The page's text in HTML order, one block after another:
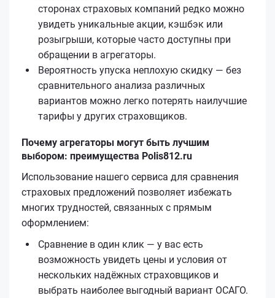
сторонах страховых компаний редко можно
увидеть уникальные акции, кэшбэк или
розыгрыши, которые часто доступны при
обращении в агрегаторы.
Вероятность упуска неплохую скидку — без
сравнительного анализа различных
вариантов можно легко потерять наилучшие
тарифы у других страховщиков.
Почему агрегаторы могут быть лучшим
выбором: преимущества Polis812.ru
Использование нашего сервиса для сравнения
страховых предложений позволяет избежать
многих трудностей, связанных с прямым
оформлением:
Сравнение в один клик — у вас есть
возможность увидеть цены и условия от
нескольких надёжных страховщиков и
выбрать наиболее выгодный вариант ОСАГО.